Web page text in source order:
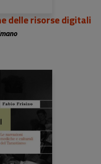
delle risorse digitali